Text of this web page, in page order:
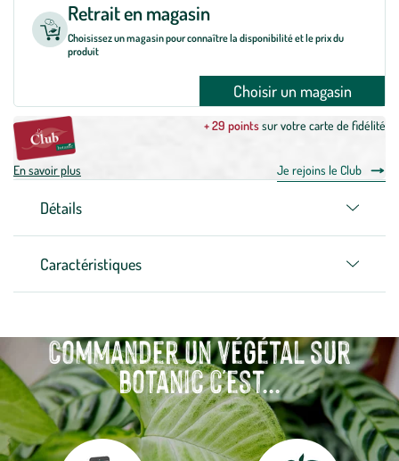
Retrait en magasin
Choisissez un magasin pour connaître la disponibilité et le prix du
produit
Choisir un magasin
+ 29 pointssur votre carte de fidélité
En savoir plus Je rejoins le Club
Détails
Caractéristiques
Commander un végétal sur
botanic c'est...